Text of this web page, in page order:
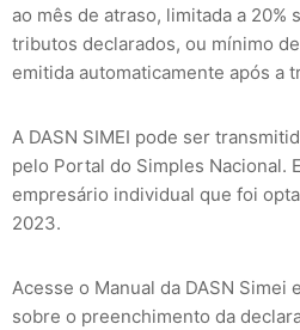
ao mês de atraso, limitada a 20%
tributos declarados, ou mínimo
emitida automaticamente após a
A DASN SIMEI pode ser
pelo Portal do Simples Nacional.
empresário individual que foi
2023.
Acesse o Manual da DASN Simei
sobre o preenchimento da